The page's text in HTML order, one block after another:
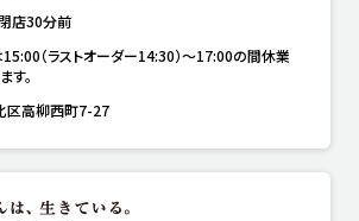
店30分前
15:00（ラストオーダー14:30）～17:00の間休業
す。
区高柳西町7-27